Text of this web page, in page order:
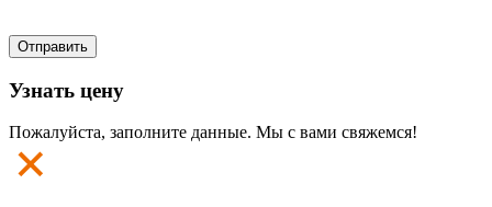
Узнать цену
Пожалуйста, заполните данные. Мы с вами свяжемся!